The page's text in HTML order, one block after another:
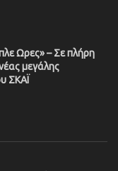
Ωρες» – Σε πλήρη
μεγάλης
ΣΚΑΪ